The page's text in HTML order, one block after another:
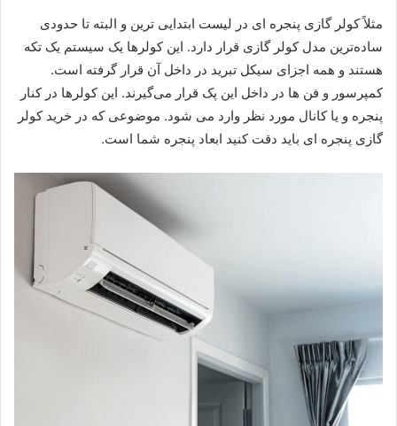
مثلاً کولر گازی پنجره ای در لیست ابتدایی ترین و البته تا حدودی
ساده‌ترین مدل کولر گازی قرار دارد. این کولرها یک سیستم یک تکه
هستند و همه اجزای سیکل تبرید در داخل آن قرار گرفته است.
کمپرسور و فن ها در داخل این پک قرار می‌گیرند. این کولرها در کنار
پنجره و یا کانال مورد نظر وارد می شود. موضوعی که در خرید کولر
گازی پنجره ای باید دقت کنید ابعاد پنجره شما است.